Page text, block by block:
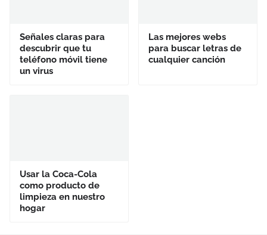
Señales claras para
descubrir que tu
teléfono móvil tiene
un virus
Las mejores webs
para buscar letras de
cualquier canción
Usar la Coca-Cola
como producto de
limpieza en nuestro
hogar